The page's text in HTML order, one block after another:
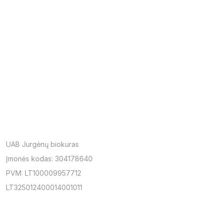
UAB Jurgėnų biokuras
Įmonės kodas: 304178640
PVM: LT100009957712
LT325012400014001011